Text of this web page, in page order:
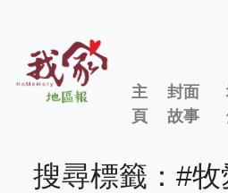
主
頁
封面
故事
搜尋標籤：#